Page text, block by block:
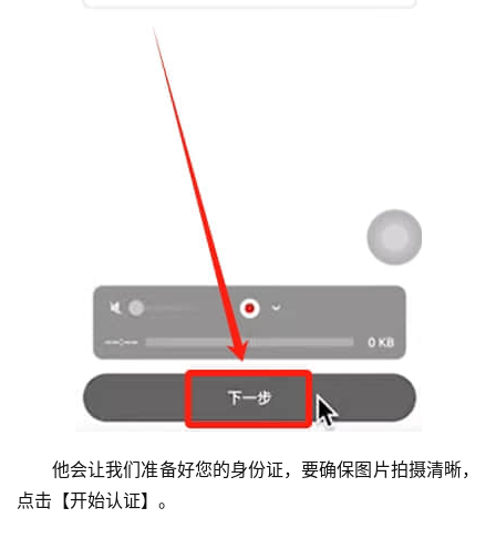
他会让我们准备好您的身份证，要确保图片拍摄清晰，
点击【开始认证】。